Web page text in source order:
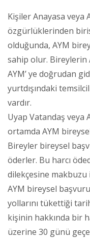
Kişiler Anayasa veya
özgürlüklerinden
olduğunda, AYM
sahip olur. Bireylerin
AYM’ ye doğrudan
yurtdışındaki
vardır.
Uyap Vatandaş veya
ortamda AYM
Bireyler bireysel
öderler. Bu harcı
dilekçesine
AYM bireysel
yollarını tükettiği
kişinin hakkında bir
üzerine 30 günü